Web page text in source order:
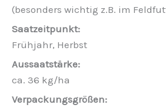
(besonders wichtig z.B. im
Frühjahr, Herbst
ca. 36 kg/ha